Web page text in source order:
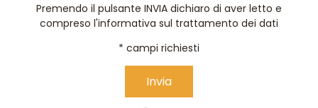
Premendo il pulsante INVIA dichiaro di aver letto e
compreso l'informativa sul trattamento dei dati
* campi richiesti